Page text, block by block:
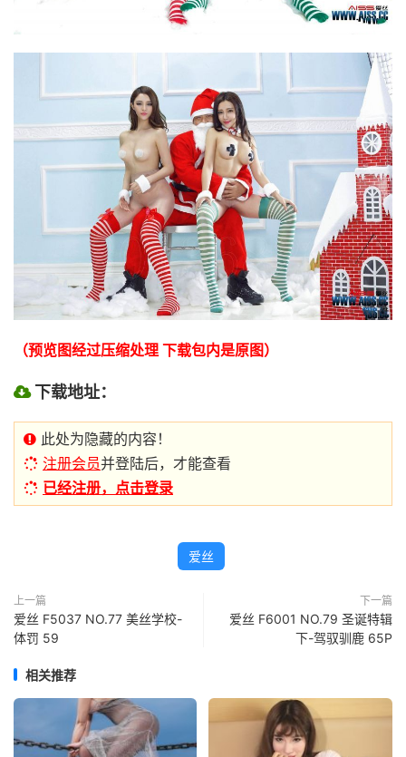
（预览图经过压缩处理 下载包内是原图）
下载地址：
此处为隐藏的内容！
注册会员并登陆后，才能查看
已经注册，点击登录
爱丝
上一篇
爱丝 F5037 NO.77 美丝学校-
体罚 59
下一篇
爱丝 F6001 NO.79 圣诞特辑
下-驾驭驯鹿 65P
相关推荐